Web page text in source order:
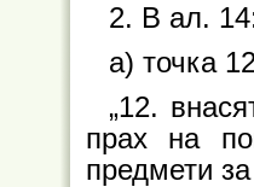
2. В ал.
а) точка
„12.
прах на
предмети